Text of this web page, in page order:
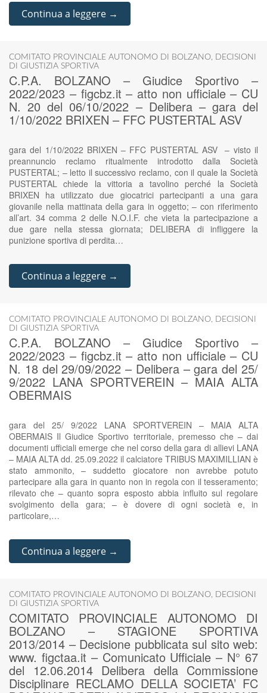
Continua a leggere →
COMITATO PROVINCIALE AUTONOMO DI BOLZANO, DECISIONI
DI GIUSTIZIA SPORTIVA
C.P.A. BOLZANO – Giudice Sportivo –
2022/2023 – figcbz.it – atto non ufficiale – CU
N. 20 del 06/10/2022 – Delibera – gara del
1/10/2022 BRIXEN – FFC PUSTERTAL ASV
gara del 1/10/2022 BRIXEN – FFC PUSTERTAL ASV – visto il
preannuncio reclamo ritualmente introdotto dalla Società
PUSTERTAL; – letto il successivo reclamo, con il quale la Società
PUSTERTAL chiede la vittoria a tavolino perché la Società
BRIXEN ha utilizzato due giocatrici partecipanti a una gara
giovanile nella mattinata della gara in oggetto; – con riferimento
all’art. 34 comma 2 delle N.O.I.F. che vieta la partecipazione a
due gare nella stessa giornata; DELIBERA di infliggere la
punizione sportiva di perdita…
Continua a leggere →
COMITATO PROVINCIALE AUTONOMO DI BOLZANO, DECISIONI
DI GIUSTIZIA SPORTIVA
C.P.A. BOLZANO – Giudice Sportivo –
2022/2023 – figcbz.it – atto non ufficiale – CU
N. 18 del 29/09/2022 – Delibera – gara del 25/
9/2022 LANA SPORTVEREIN – MAIA ALTA
OBERMAIS
gara del 25/ 9/2022 LANA SPORTVEREIN – MAIA ALTA
OBERMAIS Il Giudice Sportivo territoriale, premesso che – dai
documenti ufficiali emerge che nel corso della gara di allievi LANA
– MAIA ALTA dd. 25.09.2022 il calciatore TRIBUS MAXIMILLIAN è
stato ammonito, – suddetto giocatore non avrebbe potuto
partecipare alla gara in quanto non in regola con il tesseramento;
rilevato che – quanto sopra esposto abbia influito sul regolare
svolgimento della gara; – è dovere di ogni società e, in
particolare,…
Continua a leggere →
COMITATO PROVINCIALE AUTONOMO DI BOLZANO, DECISIONI
DI GIUSTIZIA SPORTIVA
COMITATO PROVINCIALE AUTONOMO DI
BOLZANO – STAGIONE SPORTIVA
2013/2014 – Decisione pubblicata sul sito web:
www. figctaa.it – Comunicato Ufficiale – N° 67
del 12.06.2014 Delibera della Commissione
Disciplinare RECLAMO DELLA SOCIETA’ FC